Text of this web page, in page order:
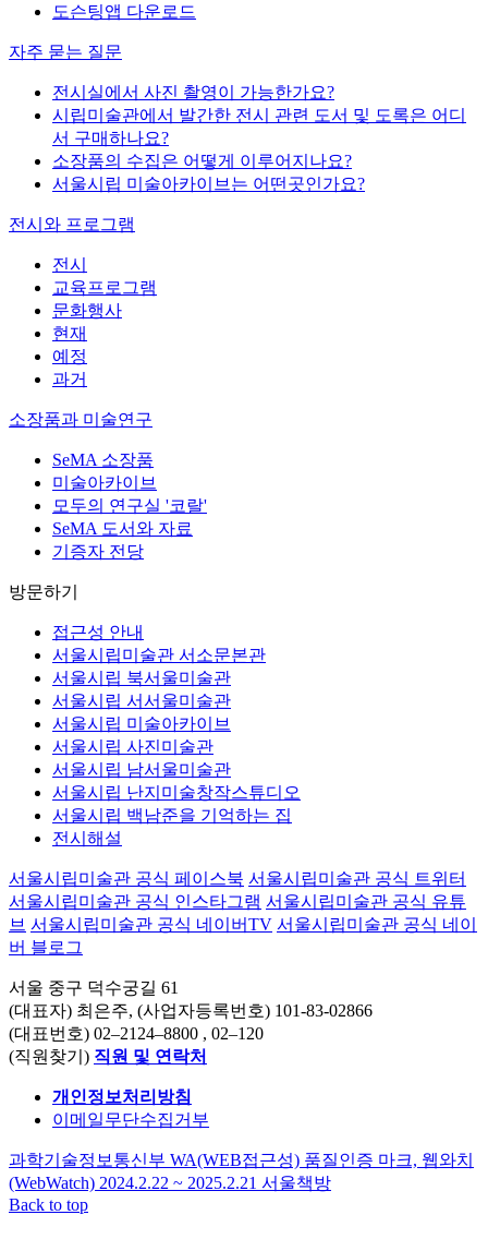
도슨팅앱 다운로드
자주 묻는 질문
전시실에서 사진 촬영이 가능한가요?
시립미술관에서 발간한 전시 관련 도서 및 도록은 어디
서 구매하나요?
소장품의 수집은 어떻게 이루어지나요?
서울시립 미술아카이브는 어떤곳인가요?
전시와 프로그램
전시
교육프로그램
문화행사
현재
예정
과거
소장품과 미술연구
SeMA 소장품
미술아카이브
모두의 연구실 '코랄'
SeMA 도서와 자료
기증자 전당
방문하기
접근성 안내
서울시립미술관 서소문본관
서울시립 북서울미술관
서울시립 서서울미술관
서울시립 미술아카이브
서울시립 사진미술관
서울시립 남서울미술관
서울시립 난지미술창작스튜디오
서울시립 백남준을 기억하는 집
전시해설
서울시립미술관 공식 페이스북 서울시립미술관 공식 트위터
서울시립미술관 공식 인스타그램 서울시립미술관 공식 유튜
브 서울시립미술관 공식 네이버TV 서울시립미술관 공식 네이
버 블로그
서울 중구 덕수궁길 61
(대표자) 최은주, (사업자등록번호) 101-83-02866
(대표번호) 02–2124–8800 , 02–120
(직원찾기) 직원 및 연락처
개인정보처리방침
이메일무단수집거부
과학기술정보통신부 WA(WEB접근성) 품질인증 마크, 웹와치
(WebWatch) 2024.2.22 ~ 2025.2.21 서울책방
Back to top